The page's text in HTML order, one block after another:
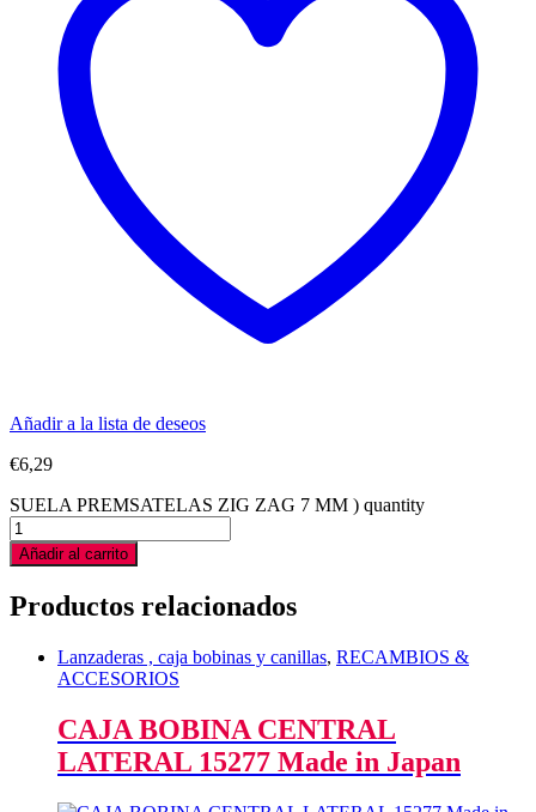
Añadir a la lista de deseos
€6,29
SUELA PREMSATELAS ZIG ZAG 7 MM ) quantity
Añadir al carrito
Productos relacionados
Lanzaderas , caja bobinas y canillas, RECAMBIOS &
ACCESORIOS
CAJA BOBINA CENTRAL
LATERAL 15277 Made in Japan